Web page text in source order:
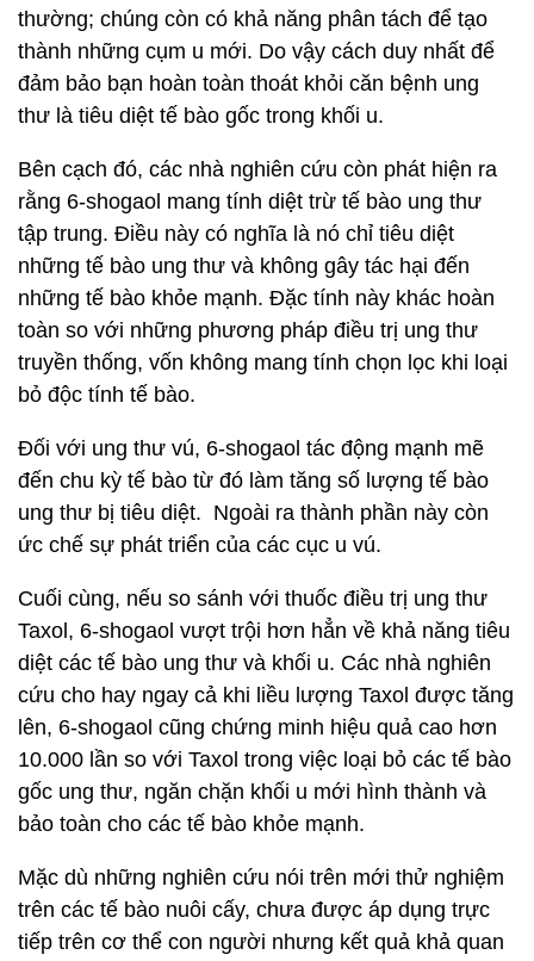
thường; chúng còn có khả năng phân tách để tạo
thành những cụm u mới. Do vậy cách duy nhất để
đảm bảo bạn hoàn toàn thoát khỏi căn bệnh ung
thư là tiêu diệt tế bào gốc trong khối u.
Bên cạch đó, các nhà nghiên cứu còn phát hiện ra
rằng 6-shogaol mang tính diệt trừ tế bào ung thư
tập trung. Điều này có nghĩa là nó chỉ tiêu diệt
những tế bào ung thư và không gây tác hại đến
những tế bào khỏe mạnh. Đặc tính này khác hoàn
toàn so với những phương pháp điều trị ung thư
truyền thống, vốn không mang tính chọn lọc khi loại
bỏ độc tính tế bào.
Đối với ung thư vú, 6-shogaol tác động mạnh mẽ
đến chu kỳ tế bào từ đó làm tăng số lượng tế bào
ung thư bị tiêu diệt. Ngoài ra thành phần này còn
ức chế sự phát triển của các cục u vú.
Cuối cùng, nếu so sánh với thuốc điều trị ung thư
Taxol, 6-shogaol vượt trội hơn hẳn về khả năng tiêu
diệt các tế bào ung thư và khối u. Các nhà nghiên
cứu cho hay ngay cả khi liều lượng Taxol được tăng
lên, 6-shogaol cũng chứng minh hiệu quả cao hơn
10.000 lần so với Taxol trong việc loại bỏ các tế bào
gốc ung thư, ngăn chặn khối u mới hình thành và
bảo toàn cho các tế bào khỏe mạnh.
Mặc dù những nghiên cứu nói trên mới thử nghiệm
trên các tế bào nuôi cấy, chưa được áp dụng trực
tiếp trên cơ thể con người nhưng kết quả khả quan